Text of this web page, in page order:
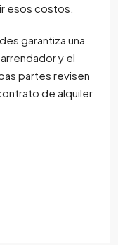
esos costos.
garantiza una
y el
partes revisen
de alquiler